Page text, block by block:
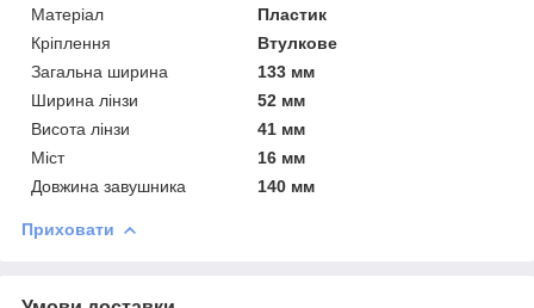
Матеріал
Пластик
Кріплення
Втулкове
Загальна ширина
133 мм
Ширина лінзи
52 мм
Висота лінзи
41 мм
Міст
16 мм
Довжина завушника
140 мм
Приховати